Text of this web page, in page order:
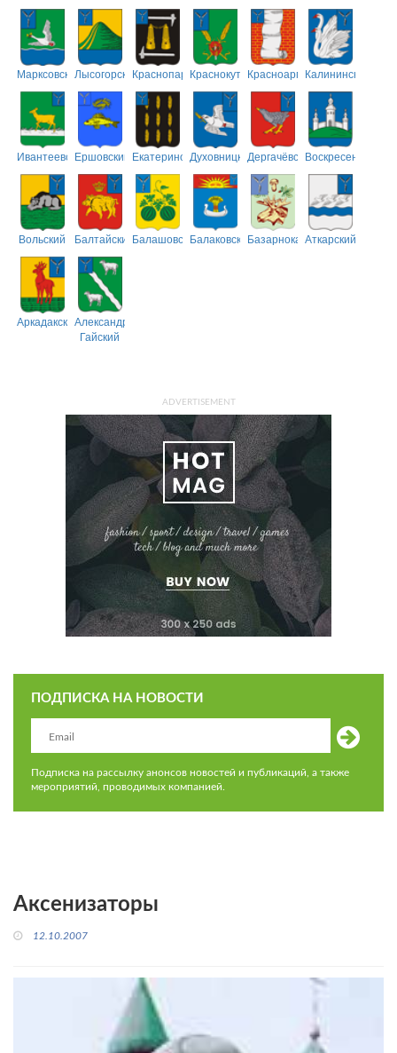
МарксовскийЛысогорскийКраснопартизанский
КраснокутскийКрасноармейский
Калининский
ИвантеевскийЕршовский ЕкатериновскийДуховницкийДергачёвскийВоскресенский
Вольский БалтайскийБалашовскийБалаковскийБазарнокарабулакский
Аткарский
АркадакскийАлександрово-
Гайский
ADVERTISEMENT
ПОДПИСКА НА НОВОСТИ
Подписка на рассылку анонсов новостей и публикаций, а также
мероприятий, проводимых компанией.
Аксенизаторы
12.10.2007